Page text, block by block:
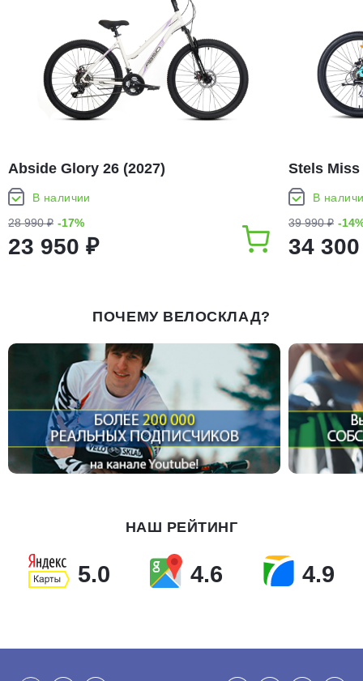
Abside Glory 26 (2027)
В наличии
28 990 ₽ -17%
23 950 ₽
Stels Miss
В
39 990 ₽ -
34
ПОЧЕМУ ВЕЛОСКЛАД?
НАШ РЕЙТИНГ
5.0 4.6 4.9